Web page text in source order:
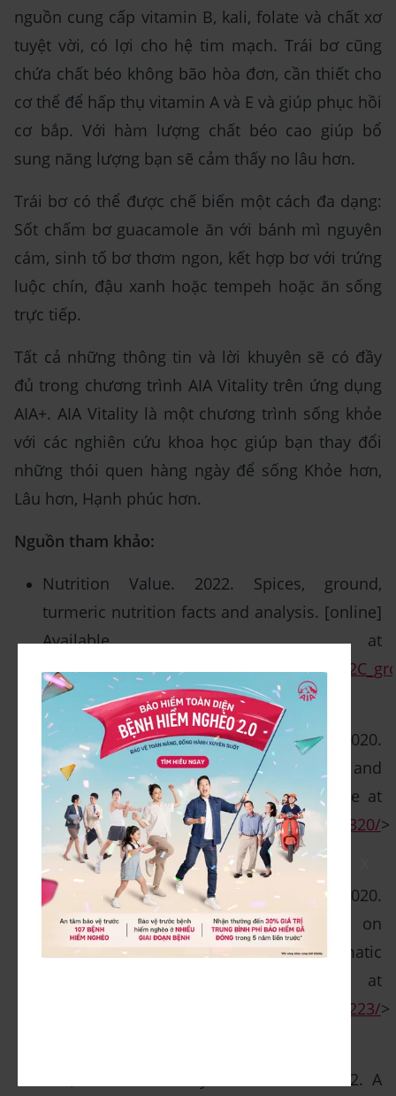
nguồn cung cấp vitamin B, kali, folate và chất xơ
tuyệt vời, có lợi cho hệ tim mạch. Trái bơ cũng
chứa chất béo không bão hòa đơn, cần thiết cho
cơ thể để hấp thụ vitamin A và E và giúp phục hồi
cơ bắp. Với hàm lượng chất béo cao giúp bổ
sung năng lượng bạn sẽ cảm thấy no lâu hơn.
Trái bơ có thể được chế biến một cách đa dạng:
Sốt chấm bơ guacamole ăn với bánh mì nguyên
cám, sinh tố bơ thơm ngon, kết hợp bơ với trứng
luộc chín, đậu xanh hoặc tempeh hoặc ăn sống
trực tiếp.
Tất cả những thông tin và lời khuyên sẽ có đầy
đủ trong chương trình AIA Vitality trên ứng dụng
AIA+. AIA Vitality là một chương trình sống khỏe
với các nghiên cứu khoa học giúp bạn thay đổi
những thói quen hàng ngày để sống Khỏe hơn,
Lâu hơn, Hạnh phúc hơn.
Nguồn tham khảo:
Nutrition Value. 2022. Spices, ground,
turmeric nutrition facts and analysis. [online]
Available at
<https://www.nutritionvalue.org/
[Accessed on 25 May 2022]
NIH, National Library of Medicine. 2020.
Influence of curcumin on performance and
post-exercise recovery. [online] Available at
< https://pubmed.ncbi.nlm.nih.gov/32319320/>
[Accessed on 25 May 2022]
NIH, National Library of Medicine. 2020.
Effects of curcumin supplementation on
sport and physical exercise: a systematic
review. [online] Available at
https://pubmed.ncbi.nlm.nih.gov/32282223/>
NIH, National Library of Medicine. 2022. A